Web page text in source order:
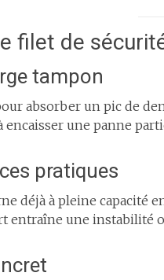
filet de
tampon
absorber un pic de
encaisser une panne
pratiques
déjà à pleine capacité
entraîne une instabilité